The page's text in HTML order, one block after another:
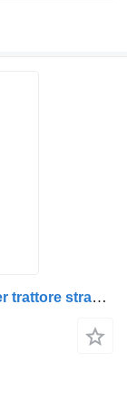
Compressore aria GHH RAND CS80 per trattore stradale